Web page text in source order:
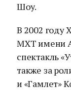
Шоу.
В 2002 году
МХТ имени
спектакль
также за
и «Гамлет»